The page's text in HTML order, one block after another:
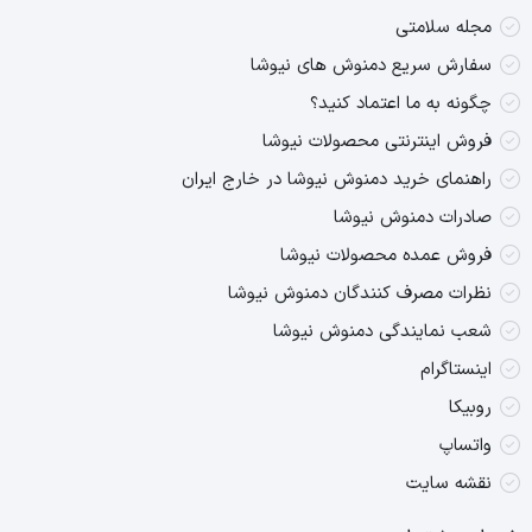
مجله سلامتی
سفارش سریع دمنوش های نیوشا
چگونه به ما اعتماد کنید؟
فروش اینترنتی محصولات نیوشا
راهنمای خرید دمنوش نیوشا در خارج ایران
صادرات دمنوش نیوشا
فروش عمده محصولات نیوشا
نظرات مصرف کنندگان دمنوش نیوشا
شعب نمایندگی دمنوش نیوشا
اینستاگرام
روبیکا
واتساپ
نقشه سایت